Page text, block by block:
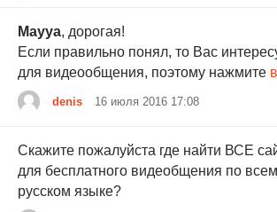
Mayya, дорогая!
Если правильно понял, то Вас
для видеообщения, поэтому нажмите
denis 16 июля 2016 17:08
Скажите пожалуйста где найти ВСЕ
для бесплатного видеобщения по
русском языке?